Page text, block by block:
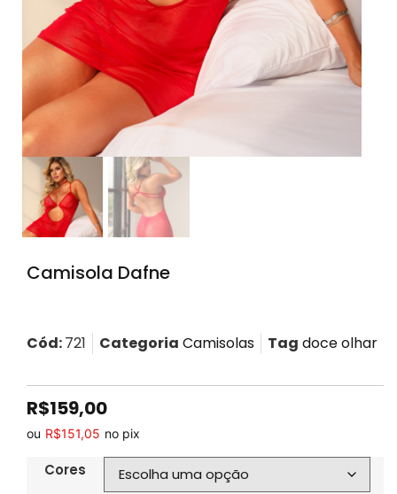
Camisola Dafne
Cód:721 Categoria Camisolas Tag doce olhar
R$159,00
ou R$151,05 no pix
Cores